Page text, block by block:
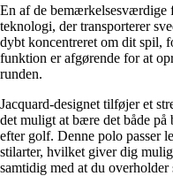
En af de bemærkelsesværdige
teknologi, der transporterer
dybt koncentreret om dit spil,
funktion er afgørende for at
runden.
Jacquard-designet tilføjer et
det muligt at bære det både på
efter golf. Denne polo passer
stilarter, hvilket giver dig
samtidig med at du overholder